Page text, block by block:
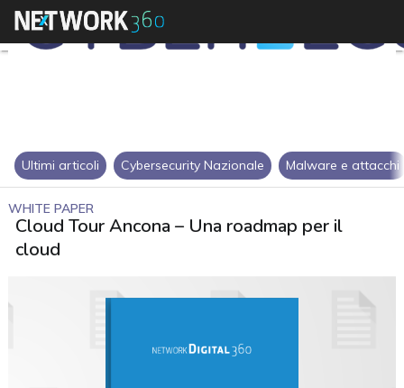
Ultimi articoli Cybersecurity Nazionale Malware e attacchi
WHITE PAPER
Cloud Tour Ancona – Una roadmap per il
cloud